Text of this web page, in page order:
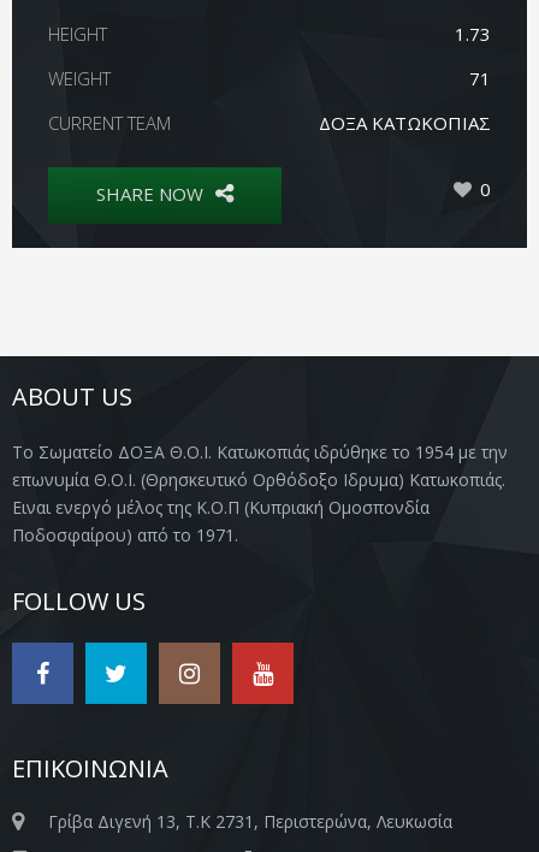
HEIGHT
1.73
WEIGHT
71
CURRENT TEAM
ΔΟΞΑ ΚΑΤΩΚΟΠΙΑΣ
SHARE NOW 0
ABOUT US
Το Σωματείο ΔΟΞΑ Θ.Ο.Ι. Κατωκοπιάς ιδρύθηκε το 1954 με την
επωνυμία Θ.Ο.Ι. (Θρησκευτικό Ορθόδοξο Ιδρυμα) Κατωκοπιάς.
Ειναι ενεργό μέλος της Κ.Ο.Π (Κυπριακή Ομοσπονδία
Ποδοσφαίρου) από το 1971.
FOLLOW US
ΕΠΙΚΟΙΝΩΝΙΑ
Γρίβα Διγενή 13, Τ.Κ 2731, Περιστερώνα, Λευκωσία